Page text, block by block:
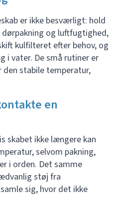
er ikke besværligt: hold
og luftfugtighed,
kulfilteret efter behov, og
i vater. De små rutiner er
stabile temperatur,
en
skabet ikke længere kan
selvom pakning,
i orden. Det samme
støj fra
sig, hvor det ikke